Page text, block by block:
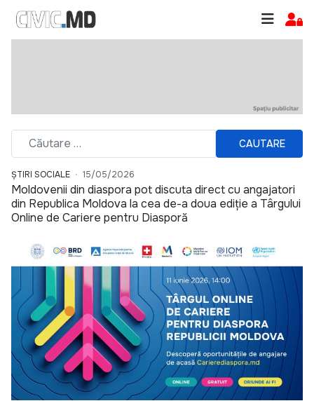
CAUTARE
ȘTIRI SOCIALE 15/05/2026
Moldovenii din diaspora pot discuta direct cu angajatori
din Republica Moldova la cea de-a doua ediție a Târgului
Online de Cariere pentru Diasporă